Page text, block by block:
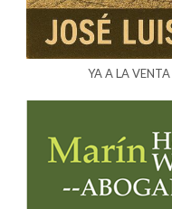
YA A LA VENTA